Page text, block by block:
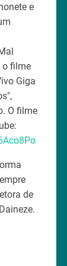
e
o filme
Giga
O filme
de